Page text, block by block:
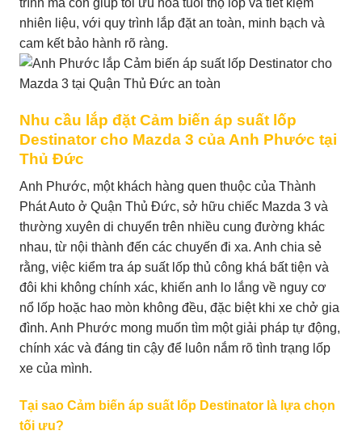
nhiên liệu, với quy trình lắp đặt an toàn, minh bạch và
cam kết bảo hành rõ ràng.
Nhu cầu lắp đặt Cảm biến áp suất lốp
Destinator cho Mazda 3 của Anh Phước tại
Thủ Đức
Anh Phước, một khách hàng quen thuộc của Thành
Phát Auto ở Quận Thủ Đức, sở hữu chiếc Mazda 3 và
thường xuyên di chuyển trên nhiều cung đường khác
nhau, từ nội thành đến các chuyến đi xa. Anh chia sẻ
rằng, việc kiểm tra áp suất lốp thủ công khá bất tiện và
đôi khi không chính xác, khiến anh lo lắng về nguy cơ
nổ lốp hoặc hao mòn không đều, đặc biệt khi xe chở gia
đình. Anh Phước mong muốn tìm một giải pháp tự động,
chính xác và đáng tin cậy để luôn nắm rõ tình trạng lốp
xe của mình.
Tại sao Cảm biến áp suất lốp Destinator là lựa chọn
tối ưu?